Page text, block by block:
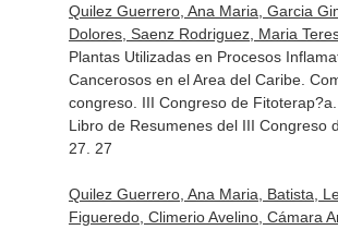
Quilez Guerrero, Ana Maria, Garcia
Dolores, Saenz Rodriguez, Maria
Plantas Utilizadas en Procesos
Cancerosos en el Area del Caribe.
congreso. III Congreso de Fitoterap?a.
Libro de Resumenes del III Congreso
27. 27
Quilez Guerrero, Ana Maria, Batista,
Figueredo, Climerio Avelino, Cámara